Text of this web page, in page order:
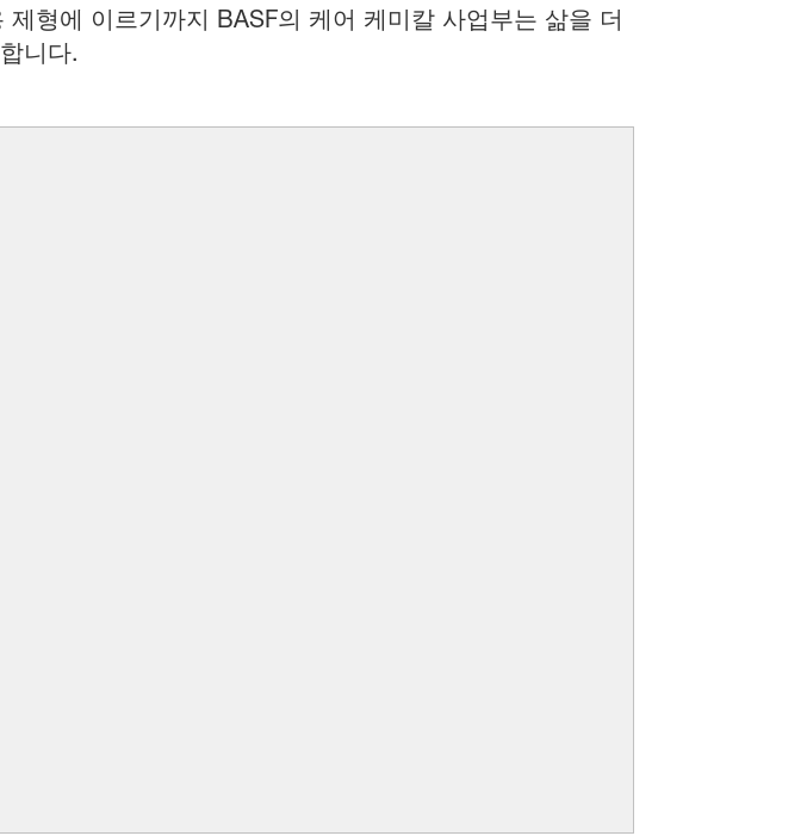
형에 이르기까지 BASF의 케어 케미칼 사업부는 삶을 더
니다.